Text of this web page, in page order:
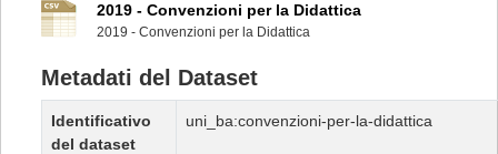
2019 - Convenzioni per la Didattica
2019 - Convenzioni per la Didattica
Metadati del Dataset
Identificativo
del dataset
uni_ba:convenzioni-per-la-didattica